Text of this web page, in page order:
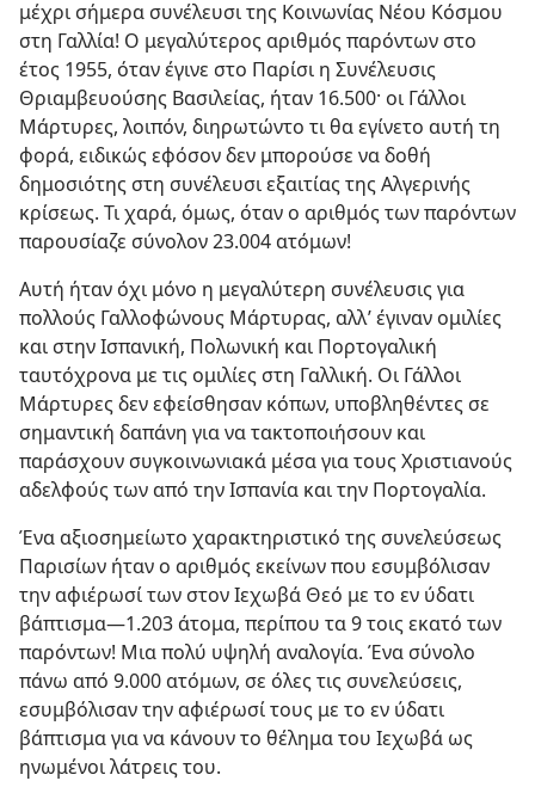
μέχρι σήμερα συνέλευσι της Κοινωνίας Νέου Κόσμου
στη Γαλλία! Ο μεγαλύτερος αριθμός παρόντων στο
έτος 1955, όταν έγινε στο Παρίσι η Συνέλευσις
Θριαμβευούσης Βασιλείας, ήταν 16.500· οι Γάλλοι
Μάρτυρες, λοιπόν, διηρωτώντο τι θα εγίνετο αυτή τη
φορά, ειδικώς εφόσον δεν μπορούσε να δοθή
δημοσιότης στη συνέλευσι εξαιτίας της Αλγερινής
κρίσεως. Τι χαρά, όμως, όταν ο αριθμός των παρόντων
παρουσίαζε σύνολον 23.004 ατόμων!
Αυτή ήταν όχι μόνο η μεγαλύτερη συνέλευσις για
πολλούς Γαλλοφώνους Μάρτυρας, αλλ’ έγιναν ομιλίες
και στην Ισπανική, Πολωνική και Πορτογαλική
ταυτόχρονα με τις ομιλίες στη Γαλλική. Οι Γάλλοι
Μάρτυρες δεν εφείσθησαν κόπων, υποβληθέντες σε
σημαντική δαπάνη για να τακτοποιήσουν και
παράσχουν συγκοινωνιακά μέσα για τους Χριστιανούς
αδελφούς των από την Ισπανία και την Πορτογαλία.
Ένα αξιοσημείωτο χαρακτηριστικό της συνελεύσεως
Παρισίων ήταν ο αριθμός εκείνων που εσυμβόλισαν
την αφιέρωσί των στον Ιεχωβά Θεό με το εν ύδατι
βάπτισμα​—1.203 άτομα, περίπου τα 9 τοις εκατό των
παρόντων! Μια πολύ υψηλή αναλογία. Ένα σύνολο
πάνω από 9.000 ατόμων, σε όλες τις συνελεύσεις,
εσυμβόλισαν την αφιέρωσί τους με το εν ύδατι
βάπτισμα για να κάνουν το θέλημα του Ιεχωβά ως
ηνωμένοι λάτρεις του.